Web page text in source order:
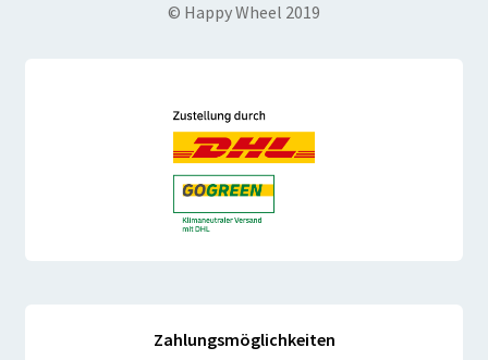
© Happy Wheel 2019
Zahlungsmöglichkeiten